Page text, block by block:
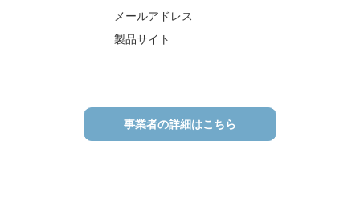
メールアドレス
製品サイト
事業者の詳細はこちら